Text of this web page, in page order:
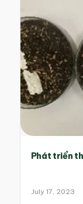
Phát triển
July 17, 2023